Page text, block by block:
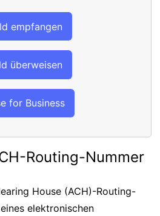
empfangen
überweisen
for Business
Routing-Nummer
House (ACH)-Routing-
elektronischen